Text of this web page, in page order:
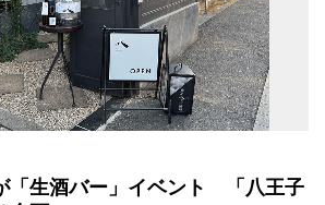
「生酒バー」イベント 「八王子